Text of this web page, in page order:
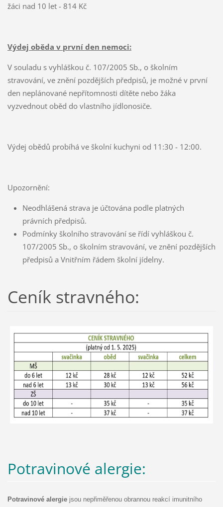
žáci nad 10 let - 814 Kč
Výdej oběda v první den nemoci:
V souladu s vyhláškou č. 107/2005 Sb., o školním
stravování, ve znění pozdějších předpisů, je možné v první
den neplánované nepřítomnosti dítěte nebo žáka
vyzvednout oběd do vlastního jídlonosiče.
Výdej obědů probíhá ve školní kuchyni od 11:30 - 12:00.
Upozornění:
Neodhlášená strava je účtována podle platných
právních předpisů.
Podmínky školního stravování se řídí vyhláškou č.
107/2005 Sb., o školním stravování, ve znění pozdějších
předpisů a Vnitřním řádem školní jídelny.
Ceník stravného:
Potravinové alergie:
Potravinové alergiejsou nepřiměřenou obrannou reakcí imunitního